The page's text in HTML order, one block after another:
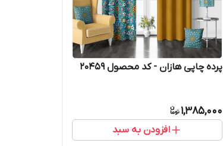
پرده چاپی هازان - کد محصول 20459
1,385,000
افزودن به سبد